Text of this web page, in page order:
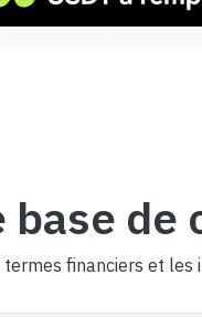
de
financiers et les